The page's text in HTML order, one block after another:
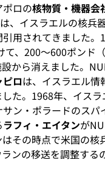
ポロの核物質・機器会
、イスラエルの核兵
用されてきました。
て、200～600ポンド
から消えました。
ロは、イスラエル情
た。1968年、イス
ン・ポラードのスパ
ラフィ・エイタンが
その時点で米国の核
ンの移送を調整する